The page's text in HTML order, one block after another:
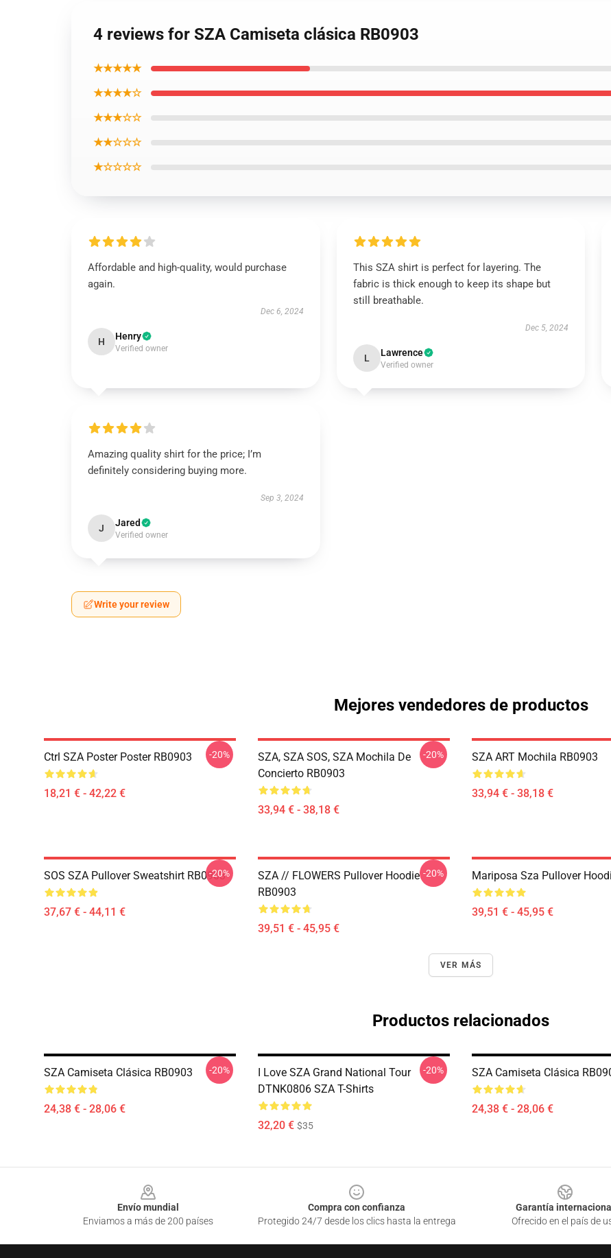
4 reviews for SZA Camiseta clásica RB0903
★★★★★
★★★★☆
★★★☆☆
★★☆☆☆
★☆☆☆☆
Affordable and high-quality, would purchase
again.
Dec 6, 2024
H Henry
Verified owner
This SZA shirt is perfect for layering. The
fabric is thick enough to keep its shape but
still breathable.
Dec 5, 2024
L Lawrence
Verified owner
Amazing quality shirt for the price; I’m
definitely considering buying more.
Sep 3, 2024
J Jared
Verified owner
Write your review
Mejores vendedores de productos
Ctrl SZA Poster Poster RB0903
18,21 € - 42,22 €
-20%
SZA, SZA SOS, SZA Mochila De
Concierto RB0903
33,94 € - 38,18 €
-20% SZA ART Mochila RB0903
33,94 € - 38,18 €
SOS SZA Pullover Sweatshirt RB0903
37,67 € - 44,11 €
-20%
SZA // FLOWERS Pullover Hoodie
RB0903
39,51 € - 45,95 €
-20% Mariposa Sza Pullover
39,51 € - 45,95 €
VER MÁS
Productos relacionados
SZA Camiseta Clásica RB0903
24,38 € - 28,06 €
-20%
I Love SZA Grand National Tour
DTNK0806 SZA T-Shirts
32,20 € $35
-20% SZA Camiseta Clásica
24,38 € - 28,06 €
Envío mundial
Enviamos a más de 200 países
Compra con confianza
Protegido 24/7 desde los clics hasta la entrega
Garantía internacional
Ofrecido en el país de